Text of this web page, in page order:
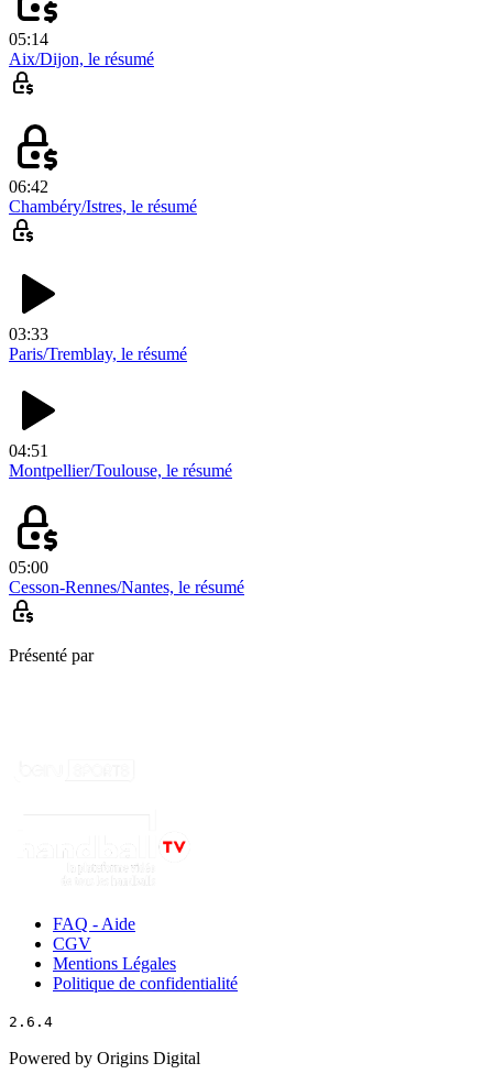
05:14
Aix/Dijon, le résumé
06:42
Chambéry/Istres, le résumé
03:33
Paris/Tremblay, le résumé
04:51
Montpellier/Toulouse, le résumé
05:00
Cesson-Rennes/Nantes, le résumé
Présenté par
FAQ - Aide
CGV
Mentions Légales
Politique de confidentialité
2.6.4
Powered by Origins Digital